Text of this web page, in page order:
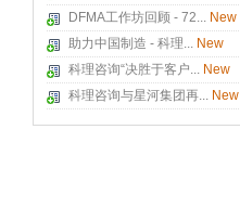
DFMA工作坊回顾 - 72... New
助力中国制造 - 科理... New
科理咨询“决胜于客户... New
科理咨询与星河集团再... New